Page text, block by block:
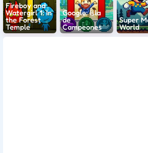
Fireboy and
Watergirl 1: In
the Forest
Temple
Google: Isla
de
Campeones
Super
World